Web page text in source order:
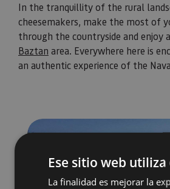
In the tranquillity of the rural
cheesemakers, make the most of
through the countryside and enjoy
Baztan area. Everywhere here is
an authentic experience of the
Ese sitio web utiliza
La finalidad es mejorar la